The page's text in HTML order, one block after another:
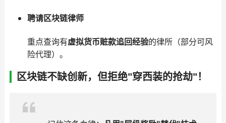
聘请区块链律师
重点查询有虚拟货币赃款追回经验的律所（部分可风
险代理）。
区块链不缺创新，但拒绝"穿西装的抢劫"！